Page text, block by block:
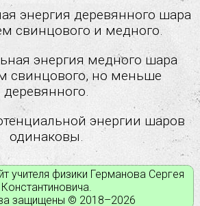
Термодинамика
поле
постоянного тока
Магнитное поле
индукция
колебания и волны
Оптика
теории относительности
волновой дуализм
Физика атома
атомного ядра
программы по физике
энергия деревянного шара
свинцового и медного.
энергия медного шара
свинцового, но меньше
деревянного.
энергии шаров
одинаковы.
учителя физики Германова Сергея
Константиновича.
защищены © 2018–2026